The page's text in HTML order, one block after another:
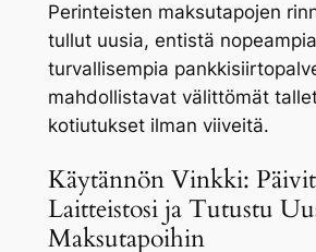
Perinteisten maksutapojen
tullut uusia, entistä
turvallisempia
mahdollistavat välittömät
kotiutukset ilman viiveitä.
Käytännön Vinkki:
Laitteistosi ja Tutustu
Maksutapoihin